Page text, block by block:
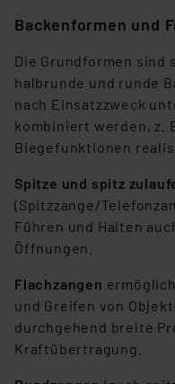
ablehnen oder ihr ganz
Link „Cookie
Die Rechtmäßigkeit
Weiterverarbeitung
Analyse bis zum
unberührt. Ihre
führen, dass die
gespeichert werden
angezeigt wird.
Daten in den USA.
Cookies dieser
die Verarbeitung Ihrer
(1) lit. a DSGVO.
Backenformen und
Die Grundformen sind
halbrunde und runde
nach Einsatzzweck
kombiniert werden, z.
Biegefunktionen
Spitze und spitz
(Spitzzange/
Führen und Halten
Öffnungen.
Flachzangen
und Greifen von
durchgehend breite
Kraftübertragung.